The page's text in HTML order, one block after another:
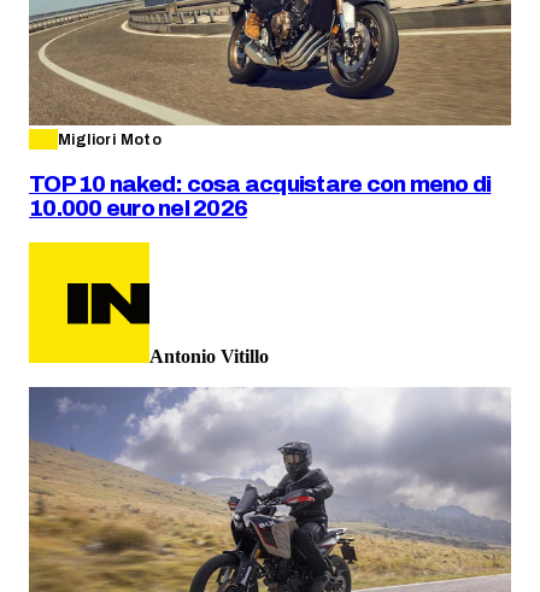
Migliori Moto
TOP 10 naked: cosa acquistare con meno di
10.000 euro nel 2026
Antonio Vitillo